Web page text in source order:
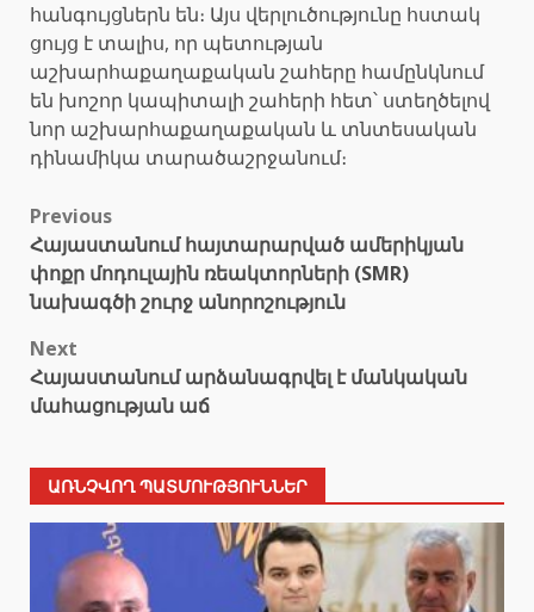
հանգույցներն են։ Այս վերլուծությունը հստակ
ցույց է տալիս, որ պետության
աշխարհաքաղաքական շահերը համընկնում
են խոշոր կապիտալի շահերի հետ՝ ստեղծելով
նոր աշխարհաքաղաքական և տնտեսական
դինամիկա տարածաշրջանում։
Post
navigation
Previous
Հայաստանում հայտարարված ամերիկյան
փոքր մոդուլային ռեակտորների (SMR)
նախագծի շուրջ անորոշություն
Next
Հայաստանում արձանագրվել է մանկական
մահացության աճ
ԱՌՆՉՎՈՂ ՊԱՏՄՈՒԹՅՈՒՆՆԵՐ